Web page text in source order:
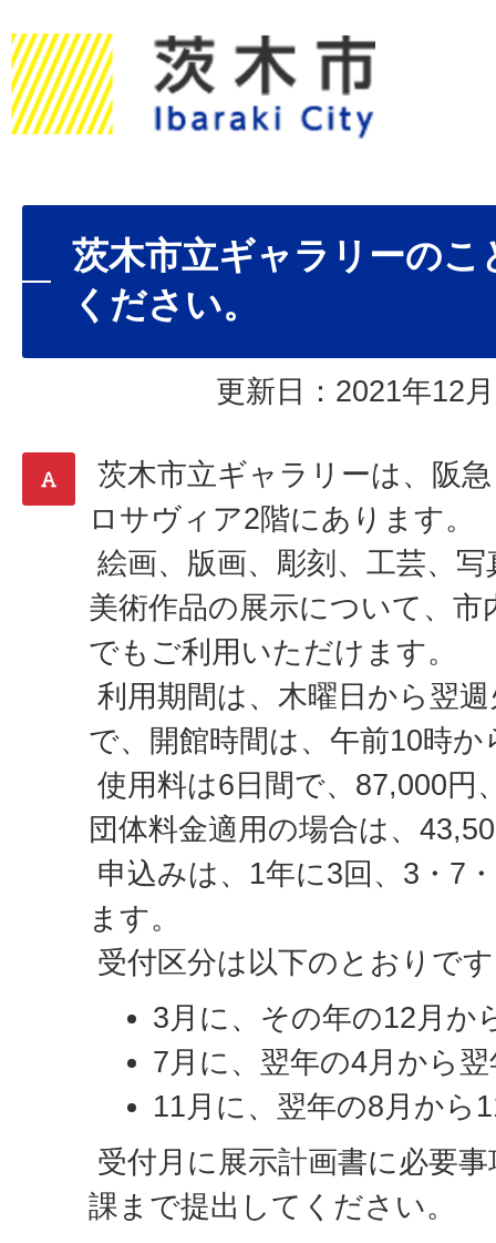
茨木市立ギャラリーの
ください。
更新日：2021年12
茨木市立ギャラリーは、阪
ロサヴィア2階にあります。
絵画、版画、彫刻、工芸、
美術作品の展示について、
でもご利用いただけます。
利用期間は、木曜日から翌
で、開館時間は、午前10時
使用料は6日間で、87,000円
団体料金適用の場合は、
申込みは、1年に3回、3・7
ます。
受付区分は以下のとおりで
3月に、その年の12月か
7月に、翌年の4月から
11月に、翌年の8月から
受付月に展示計画書に必要
課まで提出してください。